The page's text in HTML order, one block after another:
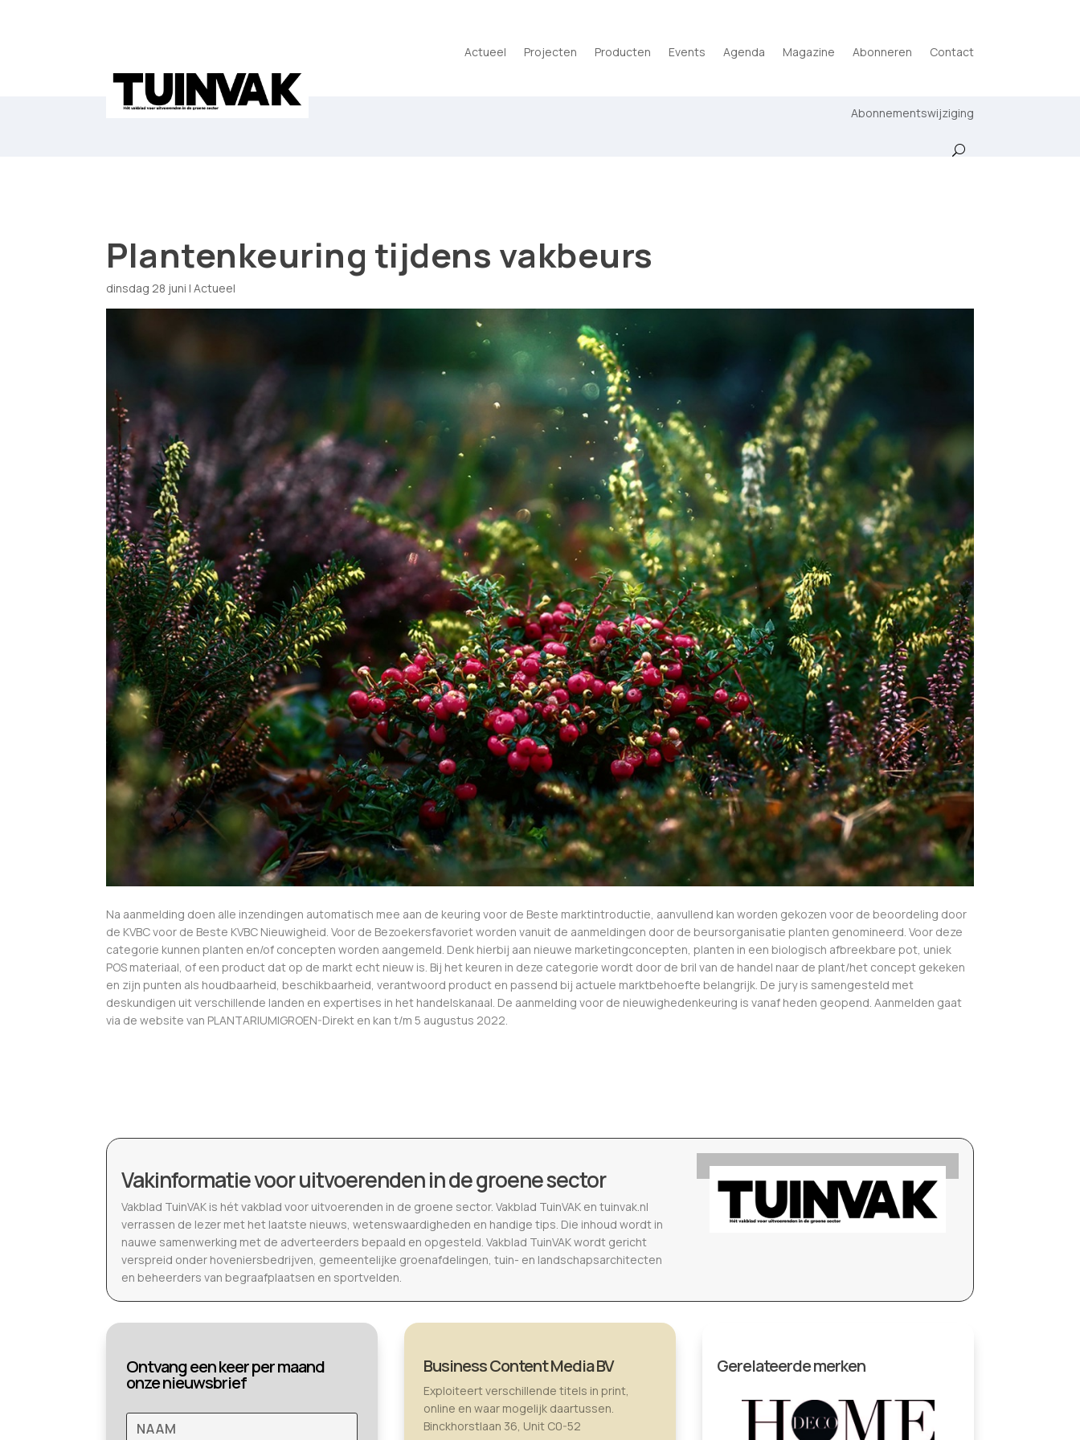
Actueel Projecten Producten Events Agenda Magazine Abonneren Contact
Abonnementswijziging
Plantenkeuring tijdens vakbeurs
dinsdag 28 juni | Actueel
Na aanmelding doen alle inzendingen automatisch mee aan de keuring voor de Beste marktintroductie, aanvullend kan worden gekozen voor de beoordeling door
de KVBC voor de Beste KVBC Nieuwigheid. Voor de Bezoekersfavoriet worden vanuit de aanmeldingen door de beursorganisatie planten genomineerd. Voor deze
categorie kunnen planten en/of concepten worden aangemeld. Denk hierbij aan nieuwe marketingconcepten, planten in een biologisch afbreekbare pot, uniek
POS materiaal, of een product dat op de markt echt nieuw is. Bij het keuren in deze categorie wordt door de bril van de handel naar de plant/het concept gekeken
en zijn punten als houdbaarheid, beschikbaarheid, verantwoord product en passend bij actuele marktbehoefte belangrijk. De jury is samengesteld met
deskundigen uit verschillende landen en expertises in het handelskanaal. De aanmelding voor de nieuwighedenkeuring is vanaf heden geopend. Aanmelden gaat
via de website van PLANTARIUM|GROEN-Direkt en kan t/m 5 augustus 2022.
Vakinformatie voor uitvoerenden in de groene sector
Vakblad TuinVAK is hét vakblad voor uitvoerenden in de groene sector. Vakblad TuinVAK en tuinvak.nl
verrassen de lezer met het laatste nieuws, wetenswaardigheden en handige tips. Die inhoud wordt in
nauwe samenwerking met de adverteerders bepaald en opgesteld. Vakblad TuinVAK wordt gericht
verspreid onder hoveniersbedrijven, gemeentelijke groenafdelingen, tuin- en landschapsarchitecten
en beheerders van begraafplaatsen en sportvelden.
Ontvang een keer per maand
onze nieuwsbrief
Business Content Media BV
Exploiteert verschillende titels in print,
online en waar mogelijk daartussen.
Binckhorstlaan 36, Unit C0-52
Gerelateerde merken